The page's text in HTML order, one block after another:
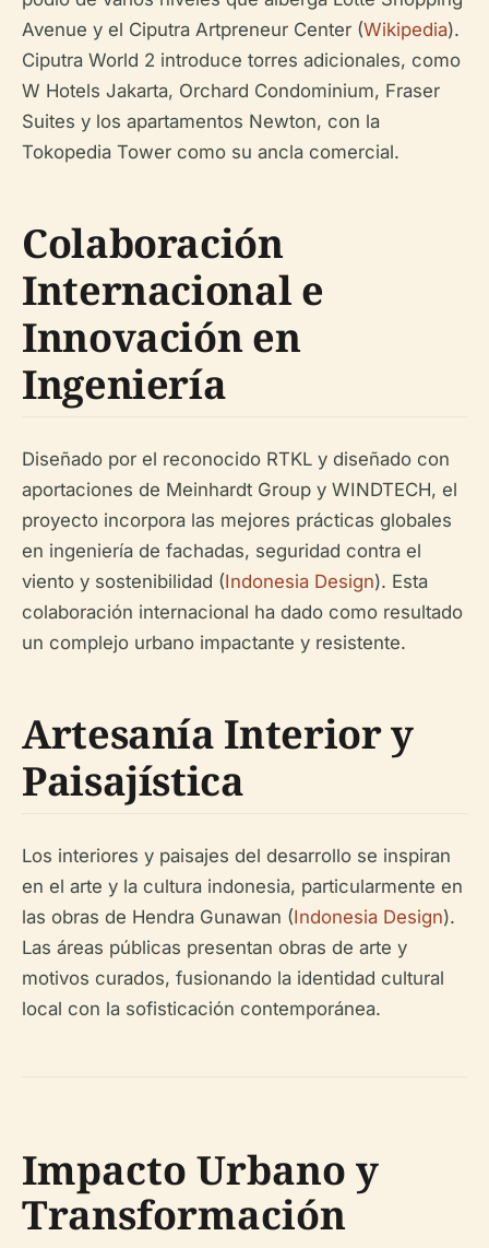
Avenue y el Ciputra Artpreneur Center (Wikipedia).
Ciputra World 2 introduce torres adicionales, como
W Hotels Jakarta, Orchard Condominium, Fraser
Suites y los apartamentos Newton, con la
Tokopedia Tower como su ancla comercial.
Colaboración
Internacional e
Innovación en
Ingeniería
Diseñado por el reconocido RTKL y diseñado con
aportaciones de Meinhardt Group y WINDTECH, el
proyecto incorpora las mejores prácticas globales
en ingeniería de fachadas, seguridad contra el
viento y sostenibilidad (Indonesia Design). Esta
colaboración internacional ha dado como resultado
un complejo urbano impactante y resistente.
Artesanía Interior y
Paisajística
Los interiores y paisajes del desarrollo se inspiran
en el arte y la cultura indonesia, particularmente en
las obras de Hendra Gunawan (Indonesia Design).
Las áreas públicas presentan obras de arte y
motivos curados, fusionando la identidad cultural
local con la sofisticación contemporánea.
Impacto Urbano y
Transformación